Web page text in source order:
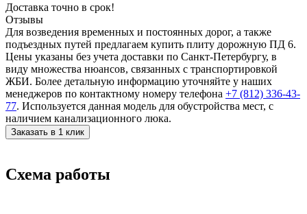
Доставка точно в срок!
Отзывы
Для возведения временных и постоянных дорог, а также
подъездных путей предлагаем купить плиту дорожную ПД 6.
Цены указаны без учета доставки по Санкт-Петербургу, в
виду множества нюансов, связанных с транспортировкой
ЖБИ. Более детальную информацию уточняйте у наших
менеджеров по контактному номеру телефона +7 (812) 336-43-
77. Используется данная модель для обустройства мест, с
наличием канализационного люка.
Заказать в 1 клик
Схема работы